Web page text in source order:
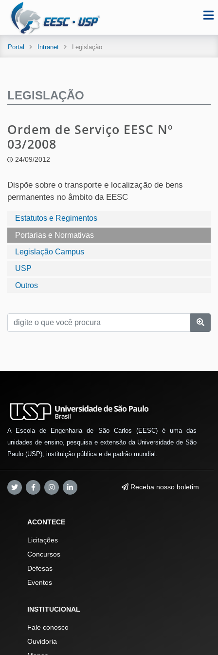
Portal Intranet Legislação
Estatutos e Regimentos
Portarias e Normativas
Legislação Campus
USP
Outros
LEGISLAÇÃO
Ordem de Serviço EESC Nº
03/2008
24/09/2012
Dispõe sobre o transporte e localização de bens
permanentes no âmbito da EESC
A Escola de Engenharia de São Carlos (EESC) é uma das
unidades de ensino, pesquisa e extensão da Universidade de São
Paulo (USP), instituição pública e de padrão mundial.
Receba nosso boletim
ACONTECE
Licitações
Concursos
Defesas
Eventos
INSTITUCIONAL
Fale conosco
Ouvidoria